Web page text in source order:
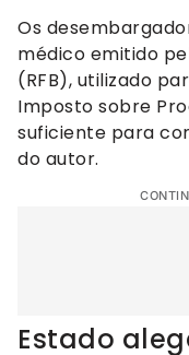
Os
médico emitido
(RFB), utilizado
Imposto sobre
suficiente para
do autor.
Estado